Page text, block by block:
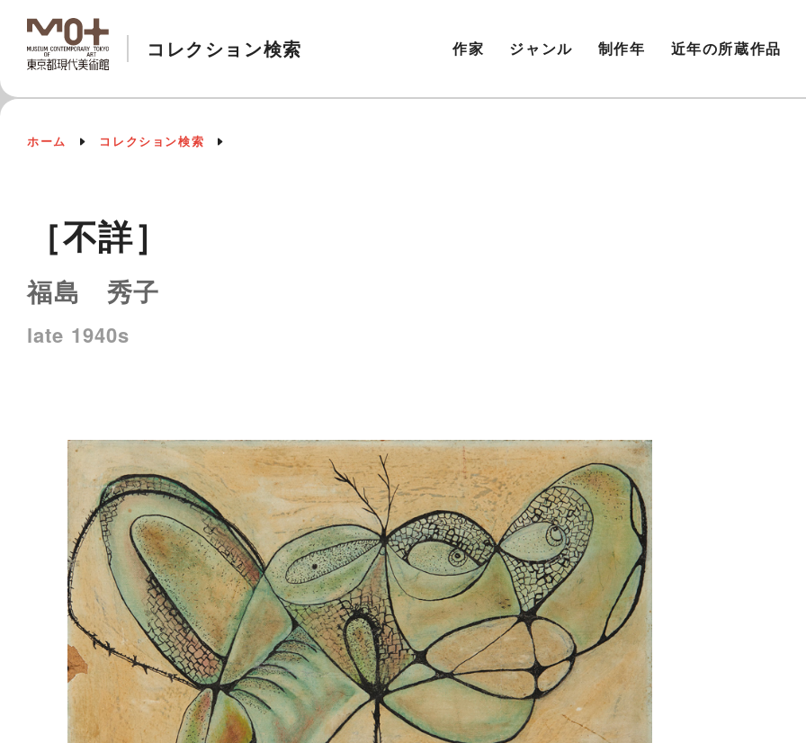
コレクション検索 作家 ジャンル 制作年 近年の所蔵作品
ホーム コレクション検索
［不詳］
福島 秀子
late 1940s